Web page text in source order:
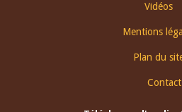
Vidéos
Mentions
Plan du
Contact